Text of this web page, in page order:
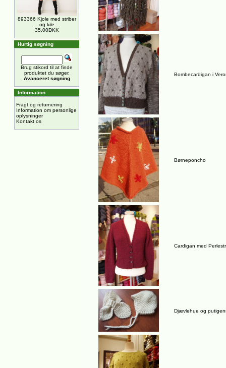
893366 Kjole med striber
og kile
35,00DKK
Hurtig søgning
Brug stikord til at finde
produktet du søger.
Avanceret søgning
Information
Fragt og returnering
Information om personlige
oplysninger
Kontakt os
Bombecardigan i
Børneponcho
Cardigan med
Djævlehue og